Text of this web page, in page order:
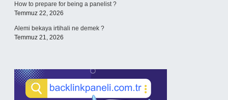
How to prepare for being a panelist ?
Temmuz 22, 2026
Alemi bekaya irtihali ne demek ?
Temmuz 21, 2026